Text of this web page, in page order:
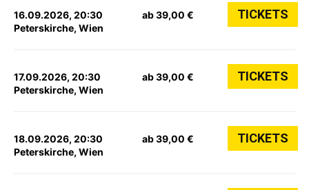
16.09.2026, 20:30
Peterskirche, Wien
ab 39,00 € TICKETS
17.09.2026, 20:30
Peterskirche, Wien
ab 39,00 € TICKETS
18.09.2026, 20:30
Peterskirche, Wien
ab 39,00 € TICKETS